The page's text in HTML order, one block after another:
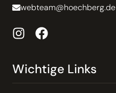
webteam@hoechberg.de
Wichtige Links